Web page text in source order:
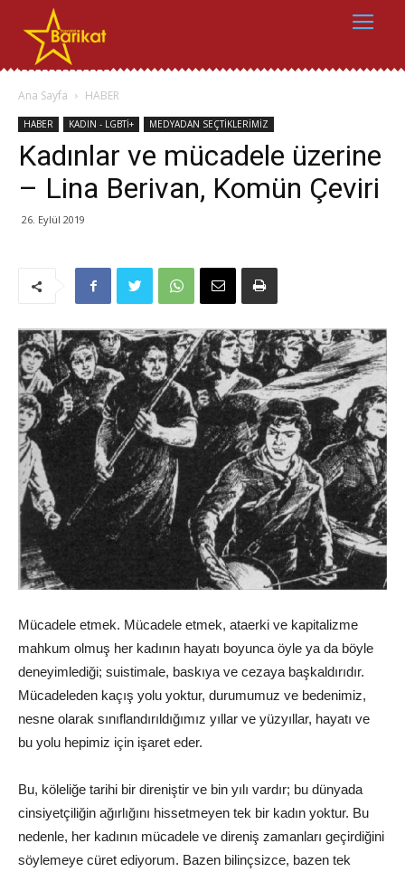
Ana Sayfa HABER
HABER KADIN - LGBTİ+ MEDYADAN SEÇTİKLERİMİZ
Kadınlar ve mücadele üzerine
– Lina Berivan, Komün Çeviri
26. Eylül 2019
Mücadele etmek. Mücadele etmek, ataerki ve kapitalizme
mahkum olmuş her kadının hayatı boyunca öyle ya da böyle
deneyimlediği; suistimale, baskıya ve cezaya başkaldırıdır.
Mücadeleden kaçış yolu yoktur, durumumuz ve bedenimiz,
nesne olarak sınıflandırıldığımız yıllar ve yüzyıllar, hayatı ve
bu yolu hepimiz için işaret eder.
Bu, köleliğe tarihi bir direniştir ve bin yılı vardır; bu dünyada
cinsiyetçiliğin ağırlığını hissetmeyen tek bir kadın yoktur. Bu
nedenle, her kadının mücadele ve direniş zamanları geçirdiğini
söylemeye cüret ediyorum. Bazen bilinçsizce, bazen tek